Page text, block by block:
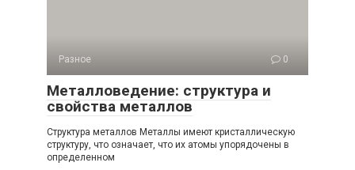
Разное 0
Металловедение: структура и
свойства металлов
Структура металлов Металлы имеют кристаллическую
структуру, что означает, что их атомы упорядочены в
определенном